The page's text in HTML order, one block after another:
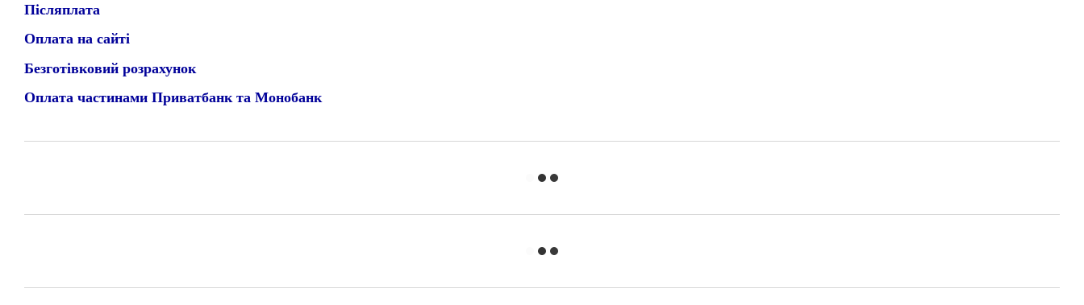
Післяплата
Оплата на сайті
Безготівковий розрахунок
Оплата частинами Приватбанк та Монобанк